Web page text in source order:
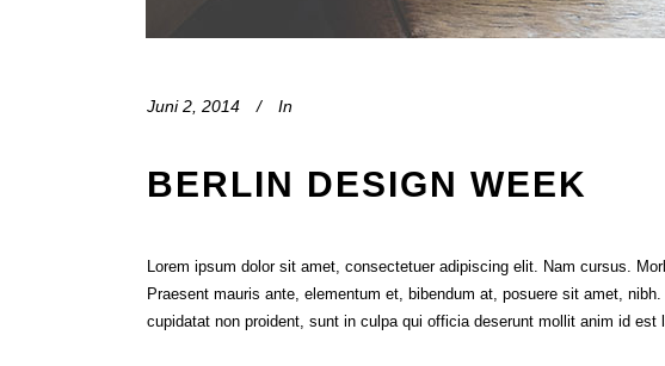
Juni 2, 2014 In
BERLIN DESIGN WEEK
Lorem ipsum dolor sit amet, consectetuer adipiscing elit. Nam cursus.
Praesent mauris ante, elementum et, bibendum at, posuere sit amet,
cupidatat non proident, sunt in culpa qui officia deserunt mollit anim id est